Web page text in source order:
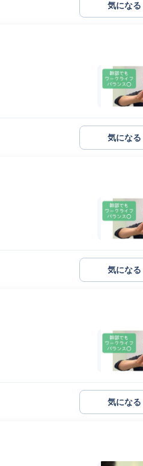
気になる
気になる
気になる
気になる